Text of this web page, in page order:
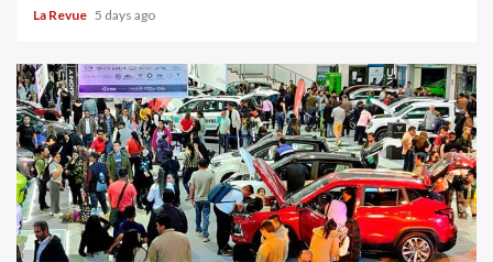
La Revue 5 days ago